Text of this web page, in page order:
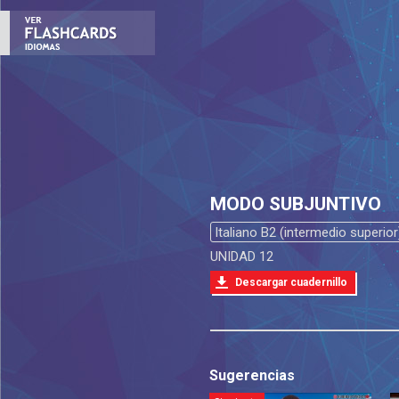
MODO SUBJUNTIVO
Italiano B2 (intermedio
UNIDAD 12
Descargar cuadernillo
Sugerencias